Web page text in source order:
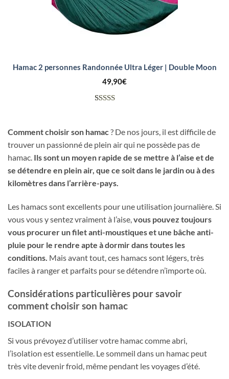
Hamac 2 personnes Randonnée Ultra Léger | Double Moon
49,90€
basé sur
notations
client
Comment choisir son hamac? De nos jours, il est difficile de
trouver un passionné de plein air qui ne possède pas de
hamac. Ils sont un moyen rapide de se mettre à l’aise et de
se détendre en plein air, que ce soit dans le jardin ou à des
kilomètres dans l’arrière-pays.
Les hamacs sont excellents pour une utilisation journalière. Si
vous vous y sentez vraiment à l’aise,vous pouvez toujours
vous procurer un filet anti-moustiques et une bâche anti-
pluie pour le rendre apte à dormir dans toutes les
conditions. Mais avant tout, ces hamacs sont légers, très
faciles à ranger et parfaits pour se détendre n’importe où.
Considérations particulières pour savoir
comment choisir son hamac
ISOLATION
Si vous prévoyez d’utiliser votre hamac comme abri,
l’isolation est essentielle. Le sommeil dans un hamac peut
très vite devenir froid, même pendant les voyages d’été.